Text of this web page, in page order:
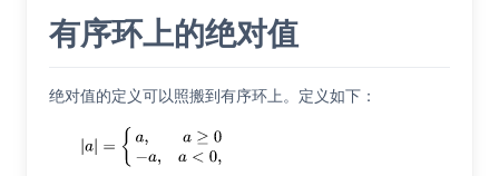
有序环上的绝对值
绝对值的定义可以照搬到有序环上。定义如下：